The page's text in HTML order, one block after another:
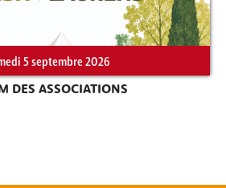
5 septembre 2026
DES ASSOCIATIONS